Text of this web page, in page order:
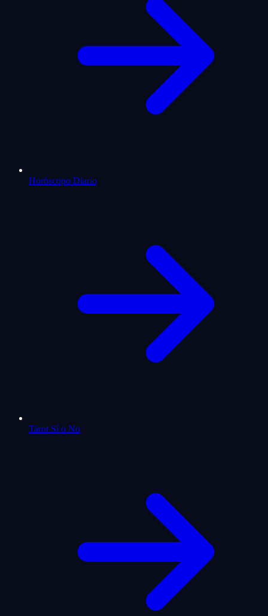
Horóscopo Diario
Tarot Sí o No